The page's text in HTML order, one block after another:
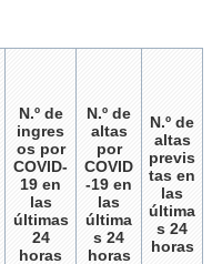
N.º de
ingres
os por
COVID-
19 en
las
últimas
24
horas
N.º de
altas
por
COVID
-19 en
las
última
s 24
horas
N.º de
altas
previs
tas en
las
última
s 24
horas